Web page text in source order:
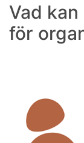
Vad
för